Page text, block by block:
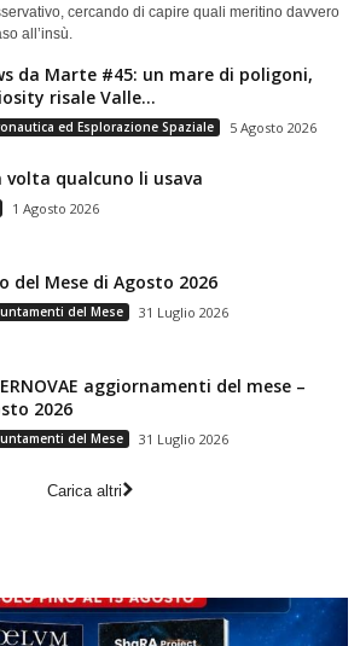
cercando di capire quali meritino davvero
all’insù.
da Marte #45: un mare di poligoni,
risale Valle...
ed Esplorazione Spaziale 5 Agosto 2026
volta qualcuno li usava
1 Agosto 2026
del Mese di Agosto 2026
del Mese 31 Luglio 2026
aggiornamenti del mese –
2026
del Mese 31 Luglio 2026
Carica altri